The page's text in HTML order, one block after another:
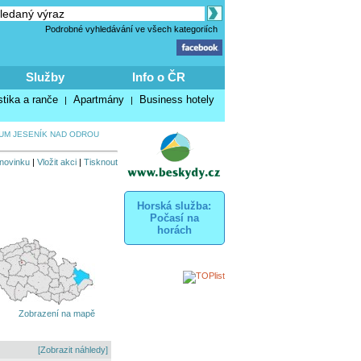
Podrobné vyhledávání ve všech kategoriích
Služby Info o ČR
a ranče | Apartmány | Business hotely
JESENÍK NAD ODROU
| Vložit akci| Tisknout
Zobrazení na mapě
[Zobrazit náhledy]
Horská služba:
Počasí na
horách